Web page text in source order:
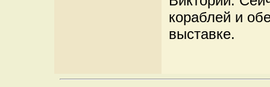
кораблей и
выставке.